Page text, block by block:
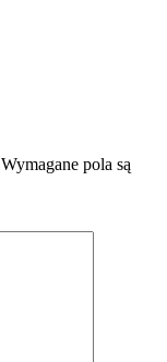
Wymagane pola są